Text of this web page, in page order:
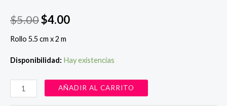
$5.00$4.00
Rollo 5.5 cm x 2 m
Disponibilidad: Hay existencias
Rollo
Dama
AÑADIR AL CARRITO